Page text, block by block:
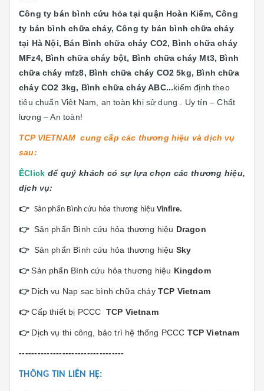
Công ty bán bình cứu hỏa tại quận Hoàn Kiếm, Công
ty bán bình chữa cháy, Công ty bán bình chữa cháy
tại Hà Nội, Bán Bình chữa cháy CO2, Bình chữa cháy
MFz4, Bình chữa cháy bột, Bình chữa cháy Mt3, Bình
chữa cháy mfz8, Bình chữa cháy CO2 5kg, Bình chữa
cháy CO2 3kg, Bình chữa cháy ABC...kiểm định theo
tiêu chuẩn Việt Nam, an toàn khi sử dụng . Uy tín – Chất
lượng – An toàn!
TCP VIETNAM cung cấp các thương hiệu và dịch vụ
sau:
ÊClick để quý khách có sự lựa chọn các thương hiệu,
dịch vụ:
👉 Sản phẩn Bình cứu hỏa thương hiệu Vinfire.
👉 Sản phẩn Bình cứu hỏa thương hiệu Dragon
👉 Sản phẩn Bình cứu hỏa thương hiệu Sky
👉Sản phẩn Bình cứu hỏa thương hiệu Kingdom
👉 Dịch vụ Nạp sạc bình chữa cháy TCP Vietnam
👉Cấp thiết bị PCCC TCP Vietnam
👉 Dịch vụ thi công, bảo trì hệ thống PCCC TCP Vietnam
----------------------------------
THÔNG TIN LIÊN HỆ: